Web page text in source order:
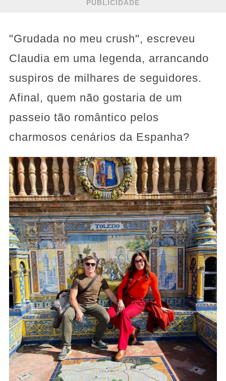
PUBLICIDADE
"Grudada no meu crush", escreveu
Claudia em uma legenda, arrancando
suspiros de milhares de seguidores.
Afinal, quem não gostaria de um
passeio tão romântico pelos
charmosos cenários da Espanha?